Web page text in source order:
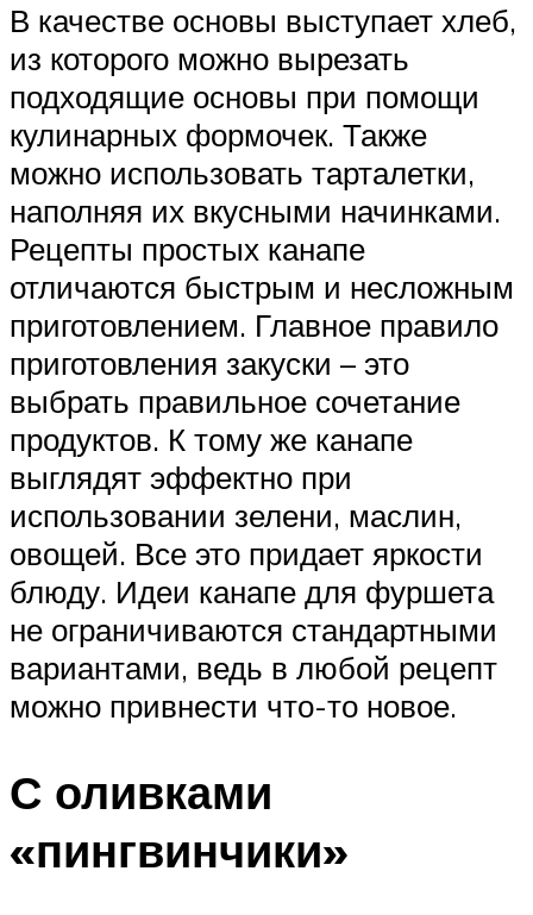
В качестве основы выступает хлеб,
из которого можно вырезать
подходящие основы при помощи
кулинарных формочек. Также
можно использовать тарталетки,
наполняя их вкусными начинками.
Рецепты простых канапе
отличаются быстрым и несложным
приготовлением. Главное правило
приготовления закуски – это
выбрать правильное сочетание
продуктов. К тому же канапе
выглядят эффектно при
использовании зелени, маслин,
овощей. Все это придает яркости
блюду. Идеи канапе для фуршета
не ограничиваются стандартными
вариантами, ведь в любой рецепт
можно привнести что-то новое.
С оливками
«пингвинчики»